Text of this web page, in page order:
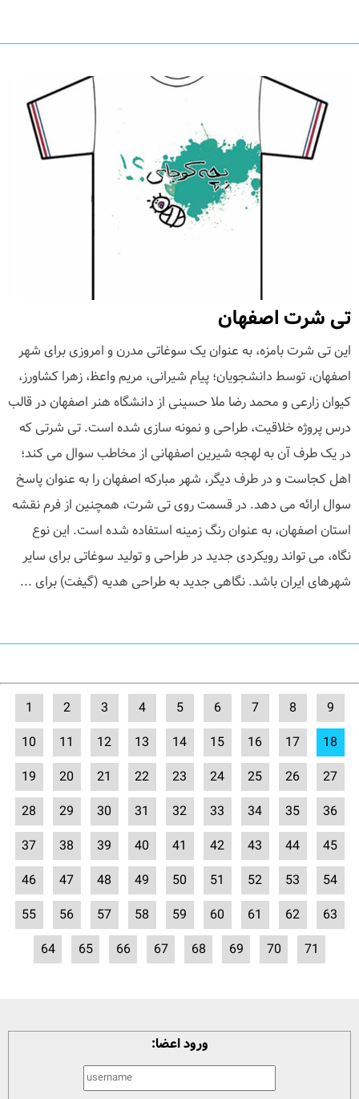
تی شرت اصفهان
این تی شرت بامزه، به عنوان یک سوغاتی مدرن و امروزی برای شهر
اصفهان، توسط دانشجویان؛ پیام شیرانی، مریم واعظ، زهرا کشاورز،
کیوان زارعی و محمد رضا ملا حسینی از دانشگاه هنر اصفهان در قالب
درس پروژه خلاقیت، طراحی و نمونه سازی شده است. تی شرتی که
در یک طرف آن به لهجه شیرین اصفهانی از مخاطب سوال می کند؛
اهل کجاست و در طرف دیگر، شهر مبارکه اصفهان را به عنوان پاسخ
سوال ارائه می دهد. در قسمت روی تی شرت، همچنین از فرم نقشه
استان اصفهان، به عنوان رنگ زمینه استفاده شده است. این نوع
نگاه، می تواند رویکردی جدید در طراحی و تولید سوغاتی برای سایر
شهرهای ایران باشد. نگاهی جدید به طراحی هدیه (گیفت) برای ...
1 2 3 4 5 6 7 8
9
10
11 12 13 14 15 16 17
18
19
20 21 22 23 24 25 26
27
28
29 30 31 32 33 34 35
36
37
38 39 40 41 42 43 44
45
46
47 48 49 50 51 52 53
54
55
56 57 58 59 60 61 62
63
64
65 66 67 68 69 70 71
ورود اعضا: